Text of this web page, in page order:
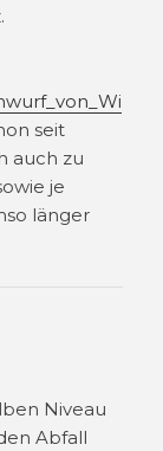
seit
auch zu
je
länger
Niveau
Abfall